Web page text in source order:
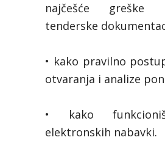
najčešće
tenderske
• kako pravilno
otvaranja i analize
• kako
elektronskih nabavki.